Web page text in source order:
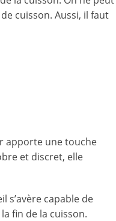
cuisson. Aussi, il faut
apporte une touche
et discret, elle
s’avère capable de
fin de la cuisson.